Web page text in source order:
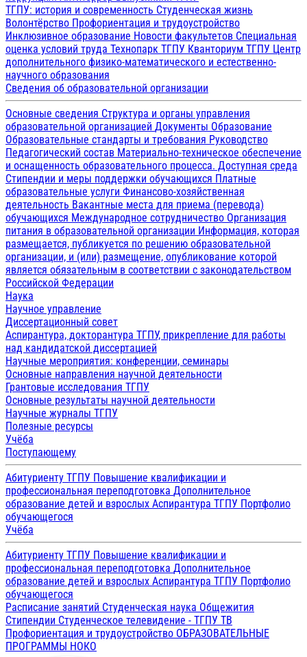
ТГПУ: история и современность Студенческая жизнь
Волонтёрство Профориентация и трудоустройство
Инклюзивное образование Новости факультетов Специальная
оценка условий труда Технопарк ТГПУ Кванториум ТГПУ Центр
дополнительного физико-математического и естественно-
научного образования
Сведения об образовательной организации
Основные сведения Структура и органы управления
образовательной организацией Документы Образование
Образовательные стандарты и требования Руководство
Педагогический состав Материально-техническое обеспечение
и оснащенность образовательного процесса. Доступная среда
Стипендии и меры поддержки обучающихся Платные
образовательные услуги Финансово-хозяйственная
деятельность Вакантные места для приема (перевода)
обучающихся Международное сотрудничество Организация
питания в образовательной организации Информация, которая
размещается, публикуется по решению образовательной
организации, и (или) размещение, опубликование которой
является обязательным в соответствии с законодательством
Российской Федерации
Наука
Научное управление
Диссертационный совет
Аспирантура, докторантура ТГПУ, прикрепление для работы
над кандидатской диссертацией
Научные мероприятия: конференции, семинары
Основные направления научной деятельности
Грантовые исследования ТГПУ
Основные результаты научной деятельности
Научные журналы ТГПУ
Полезные ресурсы
Учёба
Поступающему
Абитуриенту ТГПУ Повышение квалификации и
профессиональная переподготовка Дополнительное
образование детей и взрослых Аспирантура ТГПУ Портфолио
обучающегося
Учёба
Абитуриенту ТГПУ Повышение квалификации и
профессиональная переподготовка Дополнительное
образование детей и взрослых Аспирантура ТГПУ Портфолио
обучающегося
Расписание занятий Студенческая наука Общежития
Стипендии Студенческое телевидение - ТГПУ ТВ
Профориентация и трудоустройство ОБРАЗОВАТЕЛЬНЫЕ
ПРОГРАММЫ НОКО